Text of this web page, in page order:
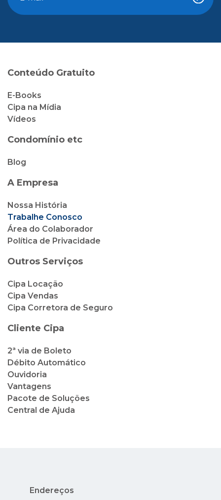
Conteúdo Gratuito
E-Books
Cipa na Mídia
Vídeos
Condomínio etc
Blog
A Empresa
Nossa História
Trabalhe Conosco
Área do Colaborador
Política de Privacidade
Outros Serviços
Cipa Locação
Cipa Vendas
Cipa Corretora de Seguro
Cliente Cipa
2ª via de Boleto
Débito Automático
Ouvidoria
Vantagens
Pacote de Soluções
Central de Ajuda
Endereços